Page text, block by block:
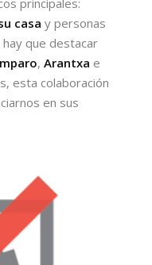
casa y personas
hay que destacar
, Arantxa e
esta colaboración
en sus